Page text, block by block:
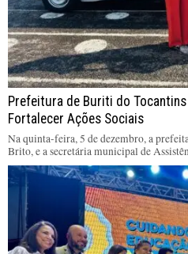
Prefeitura de Buriti do
Fortalecer Ações Sociais
Na quinta-feira, 5 de dezembro, a
Brito, e a secretária municipal de